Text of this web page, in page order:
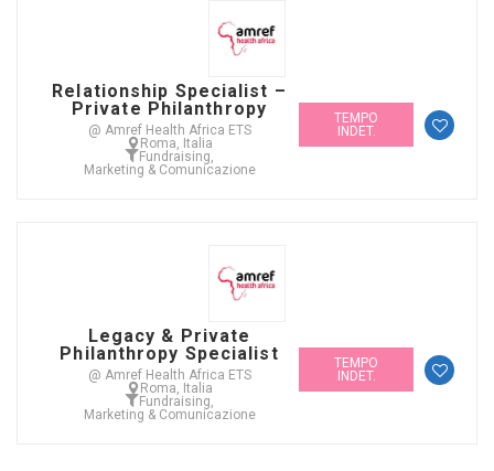
Relationship Specialist –
Private Philanthropy
@ Amref Health Africa ETS
Roma, Italia
Fundraising,
Marketing & Comunicazione
TEMPO
INDET.
Legacy & Private
Philanthropy Specialist
@ Amref Health Africa ETS
Roma, Italia
Fundraising,
Marketing & Comunicazione
TEMPO
INDET.